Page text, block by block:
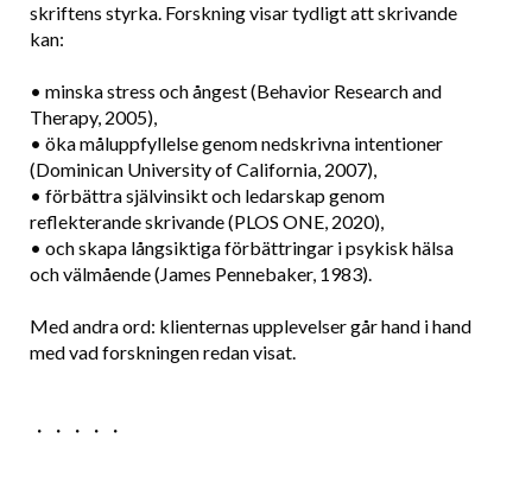
skriftens styrka. Forskning visar tydligt att skrivande
kan:
• minska stress och ångest (Behavior Research and
Therapy, 2005),
• öka måluppfyllelse genom nedskrivna intentioner
(Dominican University of California, 2007),
• förbättra självinsikt och ledarskap genom
reflekterande skrivande (PLOS ONE, 2020),
• och skapa långsiktiga förbättringar i psykisk hälsa
och välmående (James Pennebaker, 1983).
Med andra ord: klienternas upplevelser går hand i hand
med vad forskningen redan visat.
・・・・・